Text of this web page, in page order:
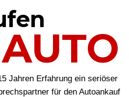
Jahren Erfahrung ein seriöser
für den Autoankauf